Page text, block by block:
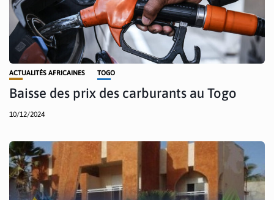
ACTUALITÉS AFRICAINES TOGO
Baisse des prix des carburants au Togo
10/12/2024